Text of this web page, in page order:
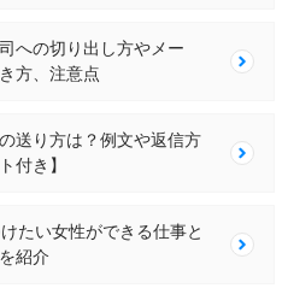
への切り出し方やメー
方、注意点
送り方は？例文や返信方
付き】
たい女性ができる仕事と
紹介